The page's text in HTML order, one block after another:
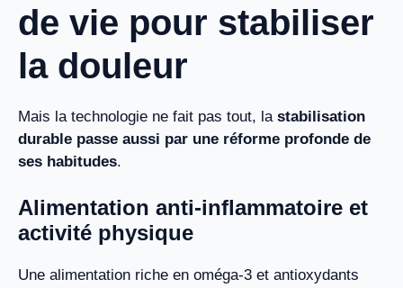
de vie pour stabiliser
la douleur
Mais la technologie ne fait pas tout, la stabilisation
durable passe aussi par une réforme profonde de
ses habitudes.
Alimentation anti-inflammatoire et
activité physique
Une alimentation riche en oméga-3 et antioxydants